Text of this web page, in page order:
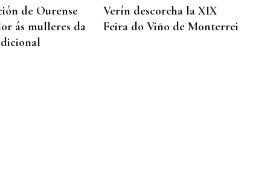
de Ourense
ás mulleres da
Verín descorcha la XIX
Feira do Viño de Monterrei